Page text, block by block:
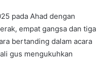
pada Ahad dengan
empat gangsa dan tiga
bertanding dalam acara
gus mengukuhkan